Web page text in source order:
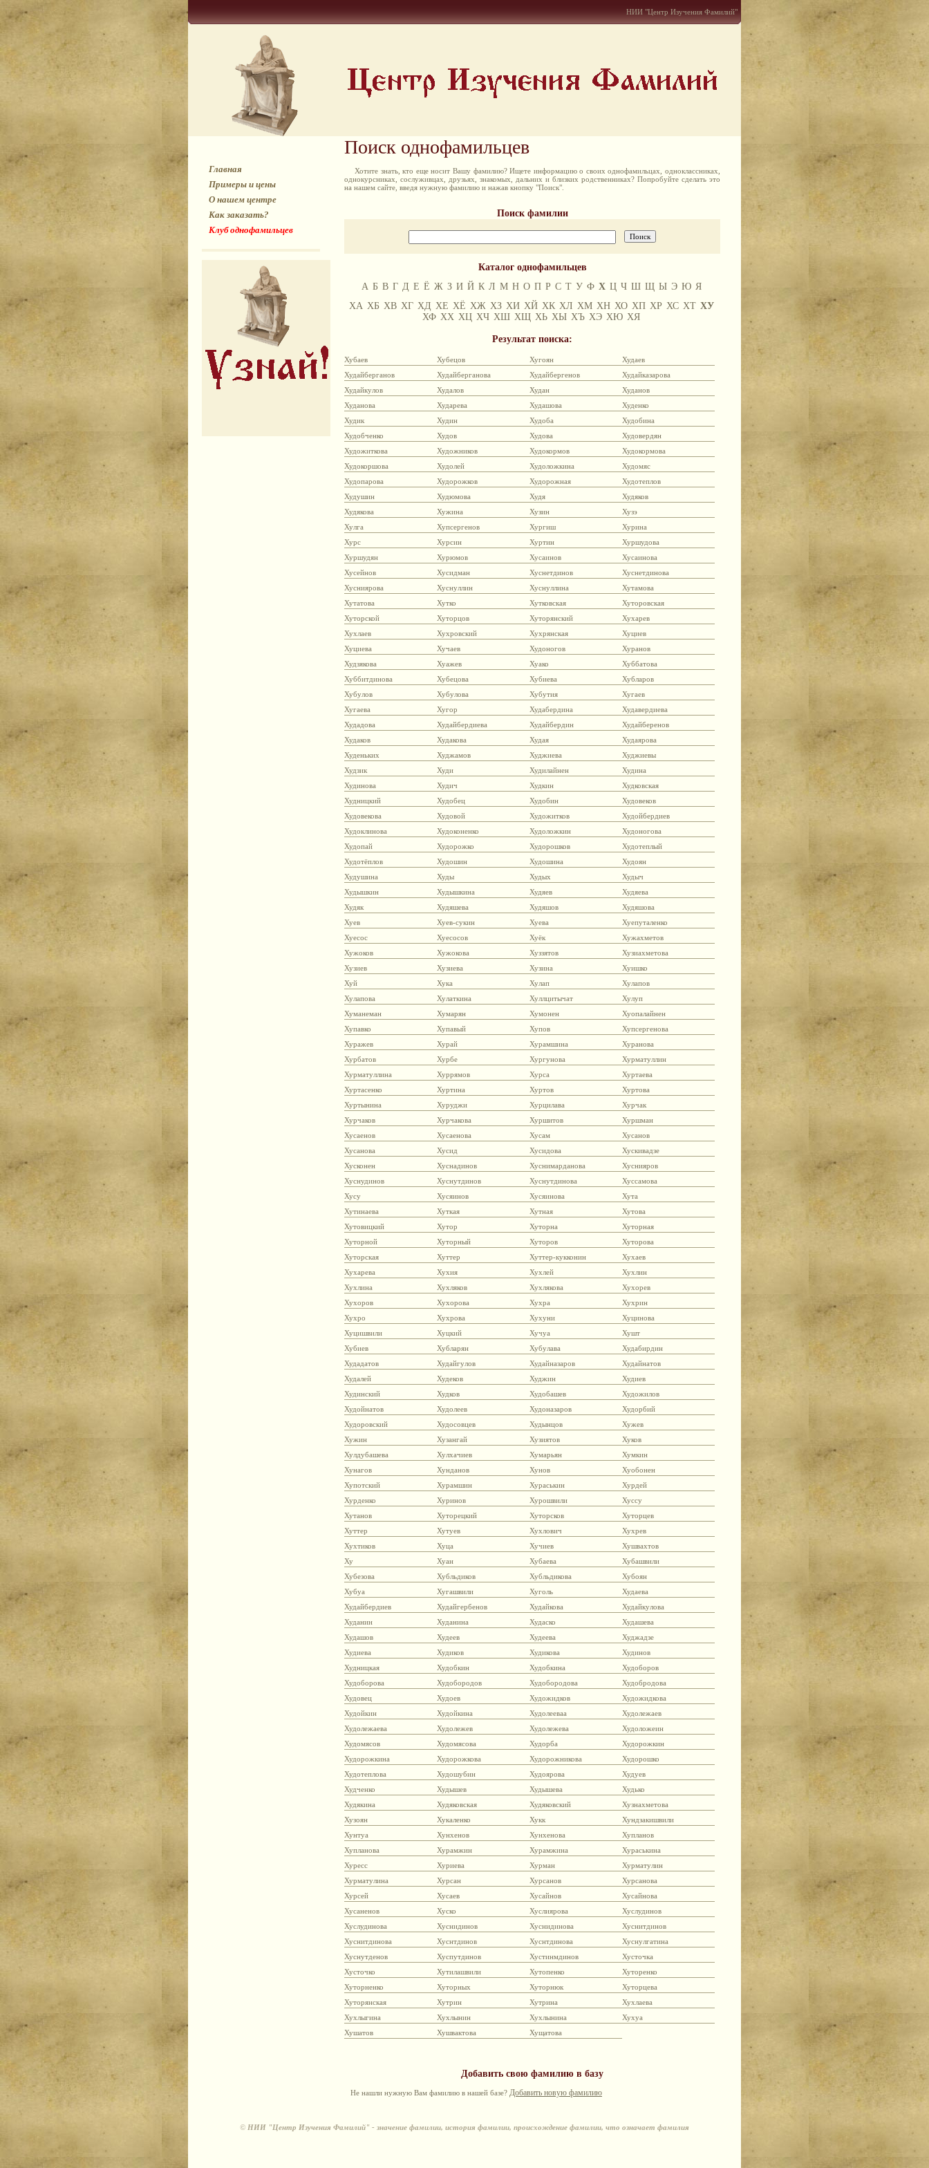
НИИ "Центр Изучения Фамилий"
Главная
Примеры и цены
О нашем центре
Как заказать?
Клуб однофамильцев
Поиск однофамильцев
Хотите знать, кто еще носит Вашу фамилию? Ищете информацию о своих однофамильцах, одноклассниках,
однокурсниках, сослуживцах, друзьях, знакомых, дальних и близких родственниках? Попробуйте сделать это
на нашем сайте, введя нужную фамилию и нажав кнопку "Поиск".
Поиск фамилии
Каталог однофамильцев
А Б В Г Д Е Ё Ж З И Й К Л М Н О П Р С Т У Ф Х Ц Ч Ш Щ Ы Э Ю Я
ХА ХБ ХВ ХГ ХД ХЕ ХЁ ХЖ ХЗ ХИ ХЙ ХК ХЛ ХМ ХН ХО ХП ХР ХС ХТ ХУ
ХФ ХХ ХЦ ХЧ ХШ ХЩ ХЬ ХЫ ХЪ ХЭ ХЮ ХЯ
Результат поиска:
Хубаев Хубецов Хугоян
Худаев
Худайберганов
Худайберганова Худайбергенов
Худайказарова
Худайкулов
Худалов Худан
Худанов
Худанова
Хударева Худашова
Худенко
Худик
Худин Худоба
Худобина
Худобченко
Худов Худова
Худовердян
Художиткова
Художников Худокормов
Худокормова
Худокоршова
Худолей Худоложкина
Худомяс
Худопарова
Худорожков Худорожная
Худотеплов
Худушин
Худюмова Худя
Худяков
Худякова
Хужина Хузин
Хузэ
Хулга
Хупсергенов Хургиш
Хурина
Хурс
Хурсин Хуртин
Хуршудова
Хуршудян
Хурюмов Хусаинов
Хусаинова
Хусейнов
Хусидман Хуснетдинов
Хуснетдинова
Хусниярова
Хуснуллин Хуснуллина
Хутамова
Хутатова
Хутко Хутковская
Хуторовская
Хуторской
Хуторцов Хуторянский
Хухарев
Хухлаев
Хухровский Хухрянская
Хуциев
Хуциева
Хучаев Худоногов
Хуранов
Худзякова
Хуажев Хуако
Хуббатова
Хуббитдинова
Хубецова Хубиева
Хубларов
Хубулов
Хубулова Хубутия
Хугаев
Хугаева
Хугор Худабердина
Худавердиева
Худадова
Худайбердиева Худайбердин
Худайберенов
Худаков
Худакова Худая
Худаярова
Худеньких
Худжамов Худжиева
Худжиевы
Худзик
Худи Худилайнен
Худина
Худинова
Худич Худкин
Худковская
Худницкий
Худобец Худобин
Худовеков
Худовекова
Худовой Художитков
Худойбердиев
Худоклинова
Худоконенко Худоложкин
Худоногова
Худопай
Худорожко Худорошков
Худотеплый
Худотёплов
Худошин Худошина
Худоян
Худушина
Худы Худых
Худыч
Худышкин
Худышкина Худяев
Худяева
Худяк
Худяшева Худяшов
Худяшова
Хуев
Хуев-сукин Хуева
Хуепуталенко
Хуесос
Хуесосов Хуёк
Хужахметов
Хужоков
Хужокова Хуззятов
Хузиахметова
Хузиев
Хузиева Хузина
Хуишко
Хуй
Хука Хулап
Хулапов
Хулапова
Хулаткина Хуллцитычат
Хулуп
Хуманеман
Хумарян Хумонен
Хуопалайнен
Хупавко
Хупавый Хупов
Хупсергенова
Хуражев
Хурай Хурамшина
Хуранова
Хурбатов
Хурбе Хургунова
Хурматуллин
Хурматуллина
Хуррямов Хурса
Хуртаева
Хуртасенко
Хуртина Хуртов
Хуртова
Хуртынина
Хуруджи Хурцилава
Хурчак
Хурчаков
Хурчакова Хуршитов
Хуршман
Хусаенов
Хусаенова Хусам
Хусанов
Хусанова
Хусид Хусидова
Хускивадзе
Хусконен
Хуснадинов Хуснимарданова
Хуснияров
Хуснудинов
Хуснутдинов Хуснутдинова
Хуссамова
Хусу
Хусяинов Хусяинова
Хута
Хутинаева
Хуткая Хутная
Хутова
Хутовицкий
Хутор Хуторна
Хуторная
Хуторной
Хуторный Хуторов
Хуторова
Хуторская
Хуттер Хуттер-кукконин
Хухаев
Хухарева
Хухия Хухлей
Хухлин
Хухлина
Хухляков Хухлякова
Хухорев
Хухоров
Хухорова Хухра
Хухрин
Хухро
Хухрова Хухуни
Хуцинова
Хуцишвили
Хуцкий Хучуа
Хушт
Хубиев
Хубларян Хубулава
Худабирдин
Худадатов
Худайгулов Худайназаров
Худайнатов
Худалей
Худеков Худжин
Худиев
Худинский
Худков Худобашев
Художилов
Худойнатов
Худолеев Худоназаров
Худорбий
Худоровский
Худосовцев Худынцов
Хужев
Хужин
Хузангай Хузиятов
Хуков
Хулдубашева
Хулхачиев Хумарьян
Хумкин
Хунагов
Хунданов Хунов
Хуобонен
Хупотский
Хурамшин Хураськин
Хурдей
Хурденко
Хуринов Хурошвили
Хуссу
Хутанов
Хуторецкий Хуторсков
Хуторцев
Хуттер
Хутуев Хухлович
Хухрев
Хухтиков
Хуца Хучиев
Хушвахтов
Ху
Хуан Хубаева
Хубашвили
Хубезова
Хубльдиков Хубльдикова
Хубоян
Хубуа
Хугашвили Хуголь
Худаева
Худайбердиев
Худайгербенов Худайкова
Худайкулова
Худанин
Худанина Худаско
Худашева
Худашов
Худеев Худеева
Худжадзе
Худиева
Худиков Худикова
Худинов
Худницкая
Худобкин Худобкина
Худоборов
Худоборова
Худобородов Худобородова
Худобродова
Худовец
Худоев Художидков
Художидкова
Худойкин
Худойкина Худолееваа
Худолежаев
Худолежаева
Худолежев Худолежева
Худоложеин
Худомясов
Худомясова Худорба
Худорожкин
Худорожкина
Худорожкова Худорожникова
Худорошко
Худотеплова
Худошубин Худоярова
Худуев
Худченко
Худышев Худышева
Худько
Худякина
Худяковская Худяковский
Хузнахметова
Хузоян
Хукаленко Хукк
Хундзакишвили
Хунтуа
Хунхенов Хунхенова
Хупланов
Хупланова
Хурамжин Хурамжина
Хураськина
Хуресс
Хуриева Хурман
Хурматулин
Хурматулина
Хурсан Хурсанов
Хурсанова
Хурсей
Хусаев Хусайнов
Хусайнова
Хусаненов
Хуско Хуслиярова
Хуслудинов
Хуслудинова
Хуснидинов Хуснидинова
Хуснитдинов
Хуснитдинова
Хуснтдинов Хуснтдинова
Хуснулгатина
Хуснутденов
Хуспутдинов Хустинмдинов
Хусточка
Хусточко
Хутилашвили Хутопенко
Хуторенко
Хуторненко
Хуторных Хуторнюк
Хуторцева
Хуторянская
Хутрин Хутрина
Хухлаева
Хухлыгина
Хухлынин Хухлынина
Хухуа
Хушатов
Хушвактова Хущатова
Добавить свою фамилию в базу
Не нашли нужную Вам фамилию в нашей базе? Добавить новую фамилию
© НИИ "Центр Изучения Фамилий" - значение фамилии, история фамилии, происхождение фамилии, что означает фамилия